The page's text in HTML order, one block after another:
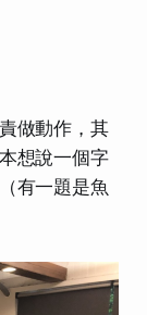
做動作，其
想說一個字
有一題是魚